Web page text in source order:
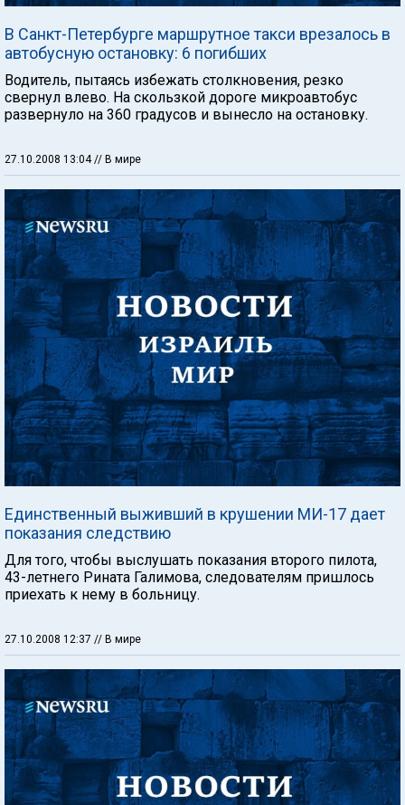
В Санкт-Петербурге маршрутное такси врезалось в
автобусную остановку: 6 погибших
Водитель, пытаясь избежать столкновения, резко
свернул влево. На скользкой дороге микроавтобус
развернуло на 360 градусов и вынесло на остановку.
27.10.2008 13:04 // В мире
Единственный выживший в крушении МИ-17 дает
показания следствию
Для того, чтобы выслушать показания второго пилота,
43-летнего Рината Галимова, следователям пришлось
приехать к нему в больницу.
27.10.2008 12:37 // В мире